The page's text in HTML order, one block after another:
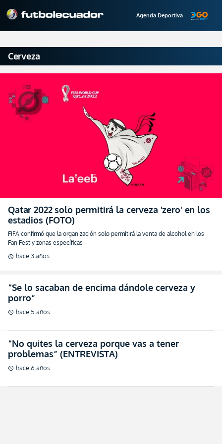
Agenda Deportiva
Cerveza
Qatar 2022 solo permitirá la cerveza 'zero' en los
estadios (FOTO)
FIFA confirmó que la organización solo permitirá la venta de alcohol en los
Fan Fest y zonas específicas
schedule hace 3 años
“Se lo sacaban de encima dándole cerveza y
porro”
schedule hace 5 años
“No quites la cerveza porque vas a tener
problemas” (ENTREVISTA)
schedule hace 6 años